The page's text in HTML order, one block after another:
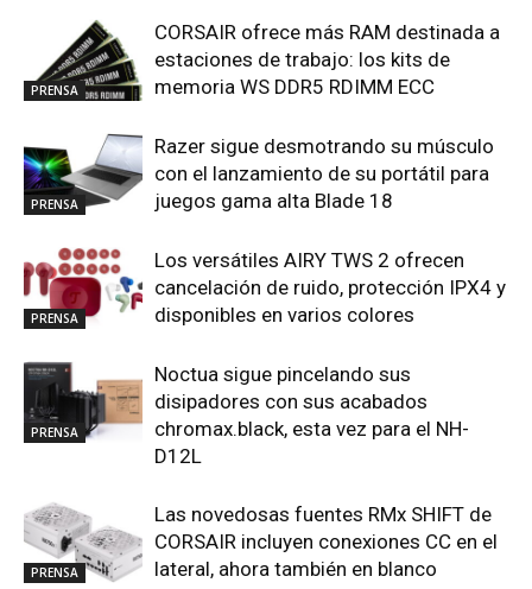
PRENSA
CORSAIR ofrece más RAM destinada a
estaciones de trabajo: los kits de
memoria WS DDR5 RDIMM ECC
PRENSA
Razer sigue desmotrando su músculo
con el lanzamiento de su portátil para
juegos gama alta Blade 18
PRENSA
Los versátiles AIRY TWS 2 ofrecen
cancelación de ruido, protección IPX4 y
disponibles en varios colores
PRENSA
Noctua sigue pincelando sus
disipadores con sus acabados
chromax.black, esta vez para el NH-
D12L
PRENSA
Las novedosas fuentes RMx SHIFT de
CORSAIR incluyen conexiones CC en el
lateral, ahora también en blanco